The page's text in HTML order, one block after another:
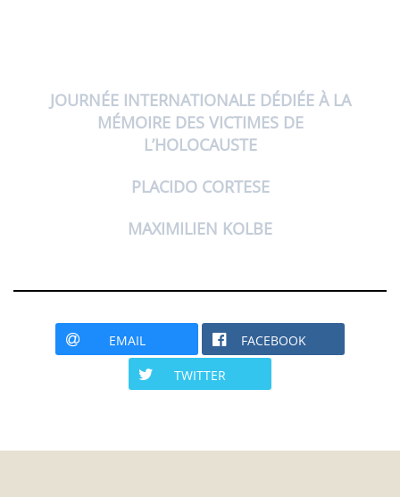
JOURNÉE INTERNATIONALE DÉDIÉE À LA
MÉMOIRE DES VICTIMES DE
L’HOLOCAUSTE
PLACIDO CORTESE
MAXIMILIEN KOLBE
EMAIL FACEBOOK
TWITTER